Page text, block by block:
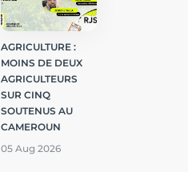
AGRICULTURE :
MOINS DE DEUX
AGRICULTEURS
SUR CINQ
SOUTENUS AU
CAMEROUN
05 Aug 2026